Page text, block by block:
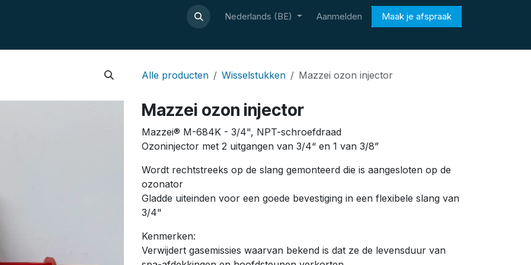
Contact Nederlands (BE) Aanmelden Maak je afspraak
Alle producten Wisselstukken Mazzei ozon injector
Mazzei ozon injector
Mazzei® M-684K - 3/4", NPT-schroefdraad
Ozoninjector met 2 uitgangen van 3/4“ en 1 van 3/8”
Wordt rechtstreeks op de slang gemonteerd die is aangesloten op de
ozonator
Gladde uiteinden voor een goede bevestiging in een flexibele slang van
3/4"
Kenmerken:
Verwijdert gasemissies waarvan bekend is dat ze de levensduur van